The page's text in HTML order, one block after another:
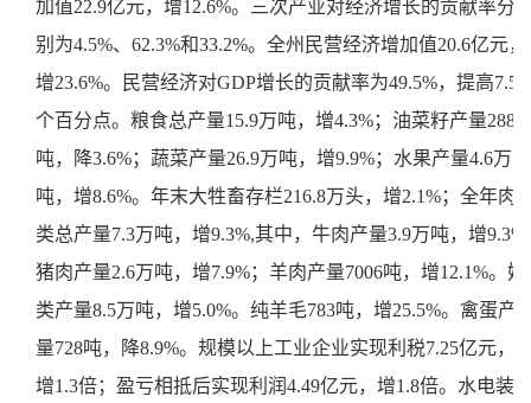
加值22.9亿元，增12.6%。三次产业对经济增长的贡献率分
别为4.5%、62.3%和33.2%。全州民营经济增加值20.6亿元，
增23.6%。民营经济对GDP增长的贡献率为49.5%，提高7.5
个百分点。粮食总产量15.9万吨，增4.3%；油菜籽产量2886
吨，降3.6%；蔬菜产量26.9万吨，增9.9%；水果产量4.6万
吨，增8.6%。年末大牲畜存栏216.8万头，增2.1%；全年肉
类总产量7.3万吨，增9.3%,其中，牛肉产量3.9万吨，增9.3%;
猪肉产量2.6万吨，增7.9%；羊肉产量7006吨，增12.1%。奶
类产量8.5万吨，增5.0%。纯羊毛783吨，增25.5%。禽蛋产
量728吨，降8.9%。规模以上工业企业实现利税7.25亿元，
增1.3倍；盈亏相抵后实现利润4.49亿元，增1.8倍。水电装